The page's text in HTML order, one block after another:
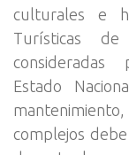
culturales e
Turísticas
consideradas
Estado
mantenimiento,
complejos